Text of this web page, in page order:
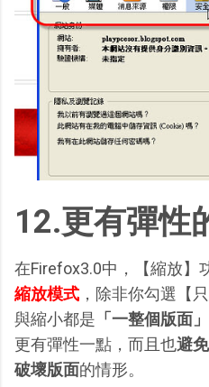
12.更有彈性
在Firefox3.0中，【縮放】
縮放模式 ，除非你勾選【
與縮小都是 「一整個版面
更有彈性一點，而且也避
破壞版面的情形。